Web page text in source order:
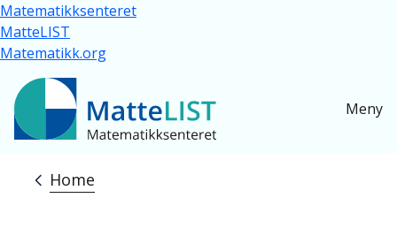
Skip to main content
Matematikksenteret
MatteLIST
Matematikk.org
Meny
Breadcrumb
Home